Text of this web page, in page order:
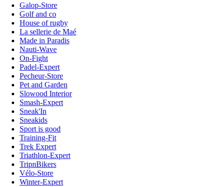
Galop-Store
Golf and co
House of rugby
La sellerie de Maé
Made in Paradis
Nauti-Wave
On-Fight
Padel-Expert
Pecheur-Store
Pet and Garden
Slowood Interior
Smash-Expert
Sneak'In
Sneakids
Sport is good
Training-Fit
Trek Expert
Triathlon-Expert
TripnBikers
Vélo-Store
Winter-Expert